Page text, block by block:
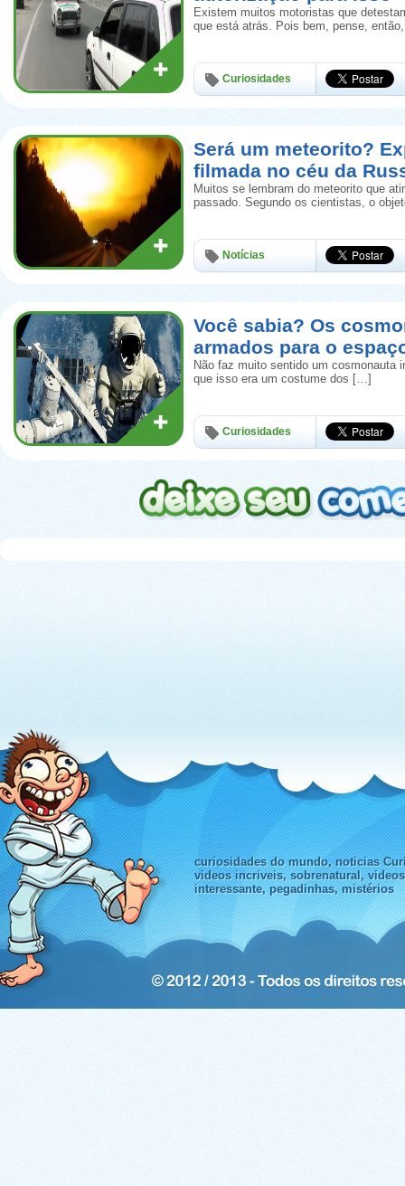
Existem muitos motoristas que
que está atrás. Pois bem, pense,
Curiosidades
Será um meteorito?
filmada no céu da
Muitos se lembram do meteorito que
passado. Segundo os cientistas, o
Notícias
Você sabia? Os
armados para o
Não faz muito sentido um cosmonauta
que isso era um costume dos […]
Curiosidades
curiosidades do mundo, noticias
videos incriveis, sobrenatural,
interessante, pegadinhas, mistérios